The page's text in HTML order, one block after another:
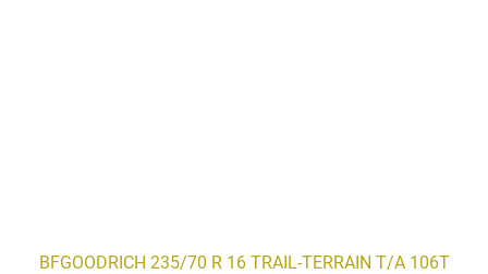
BFGOODRICH 235/70 R 16 TRAIL-TERRAIN T/A 106T